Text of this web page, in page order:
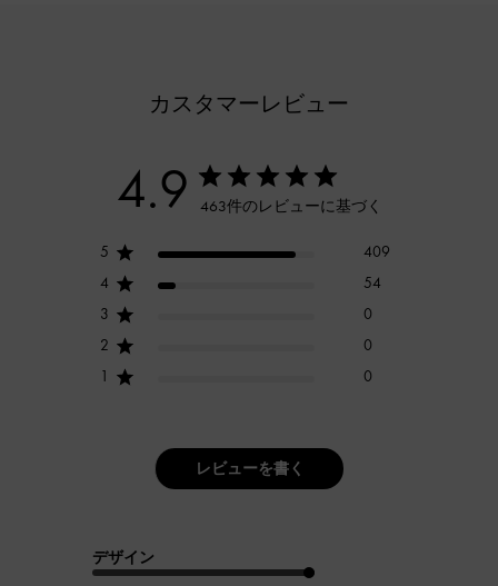
カスタマーレビュー
4.9 463件のレビューに基づく
5
409
4
54
3
0
2
0
1
0
レビューを書く
デザイン